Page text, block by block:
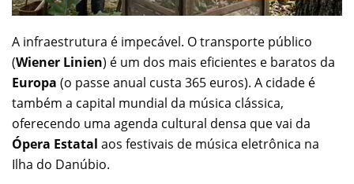
A infraestrutura é impecável. O transporte público
(Wiener Linien) é um dos mais eficientes e baratos da
Europa (o passe anual custa 365 euros). A cidade é
também a capital mundial da música clássica,
oferecendo uma agenda cultural densa que vai da
Ópera Estatal aos festivais de música eletrônica na
Ilha do Danúbio.